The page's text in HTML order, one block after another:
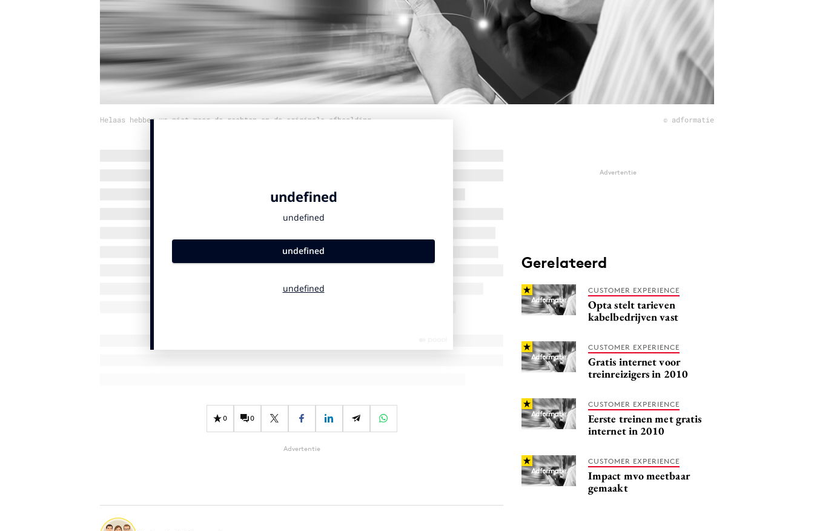
Helaas hebben we niet meer de rechten op de originele afbeelding © adformatie
0 0
Advertentie
Advertentie
Gerelateerd
CUSTOMER EXPERIENCE
Opta stelt tarieven
kabelbedrijven vast
CUSTOMER EXPERIENCE
Gratis internet voor
treinreizigers in 2010
CUSTOMER EXPERIENCE
Eerste treinen met gratis
internet in 2010
CUSTOMER EXPERIENCE
Impact mvo meetbaar
gemaakt